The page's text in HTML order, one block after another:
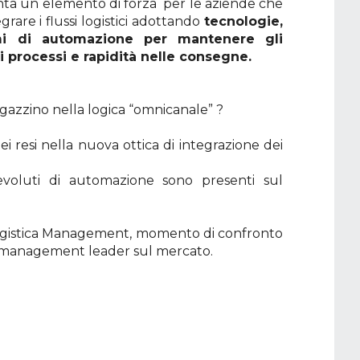
un elemento di forza per le aziende che
i flussi logistici adottandotecnologie,
di automazione per mantenere gli
e rapidità nelle consegne.
nella logica “omnicanale” ?
resi nella nuova ottica di integrazione dei
di automazione sono presenti sul
Management, momento di confronto
leader sul mercato.